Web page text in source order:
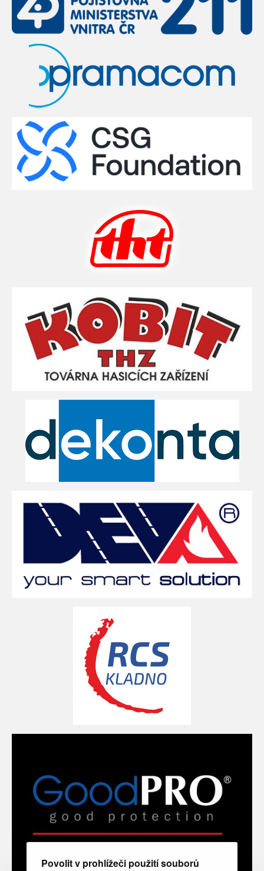
Povolit v prohlížeči použití souborů